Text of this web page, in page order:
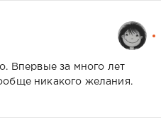
Впервые за много лет
никакого желания.